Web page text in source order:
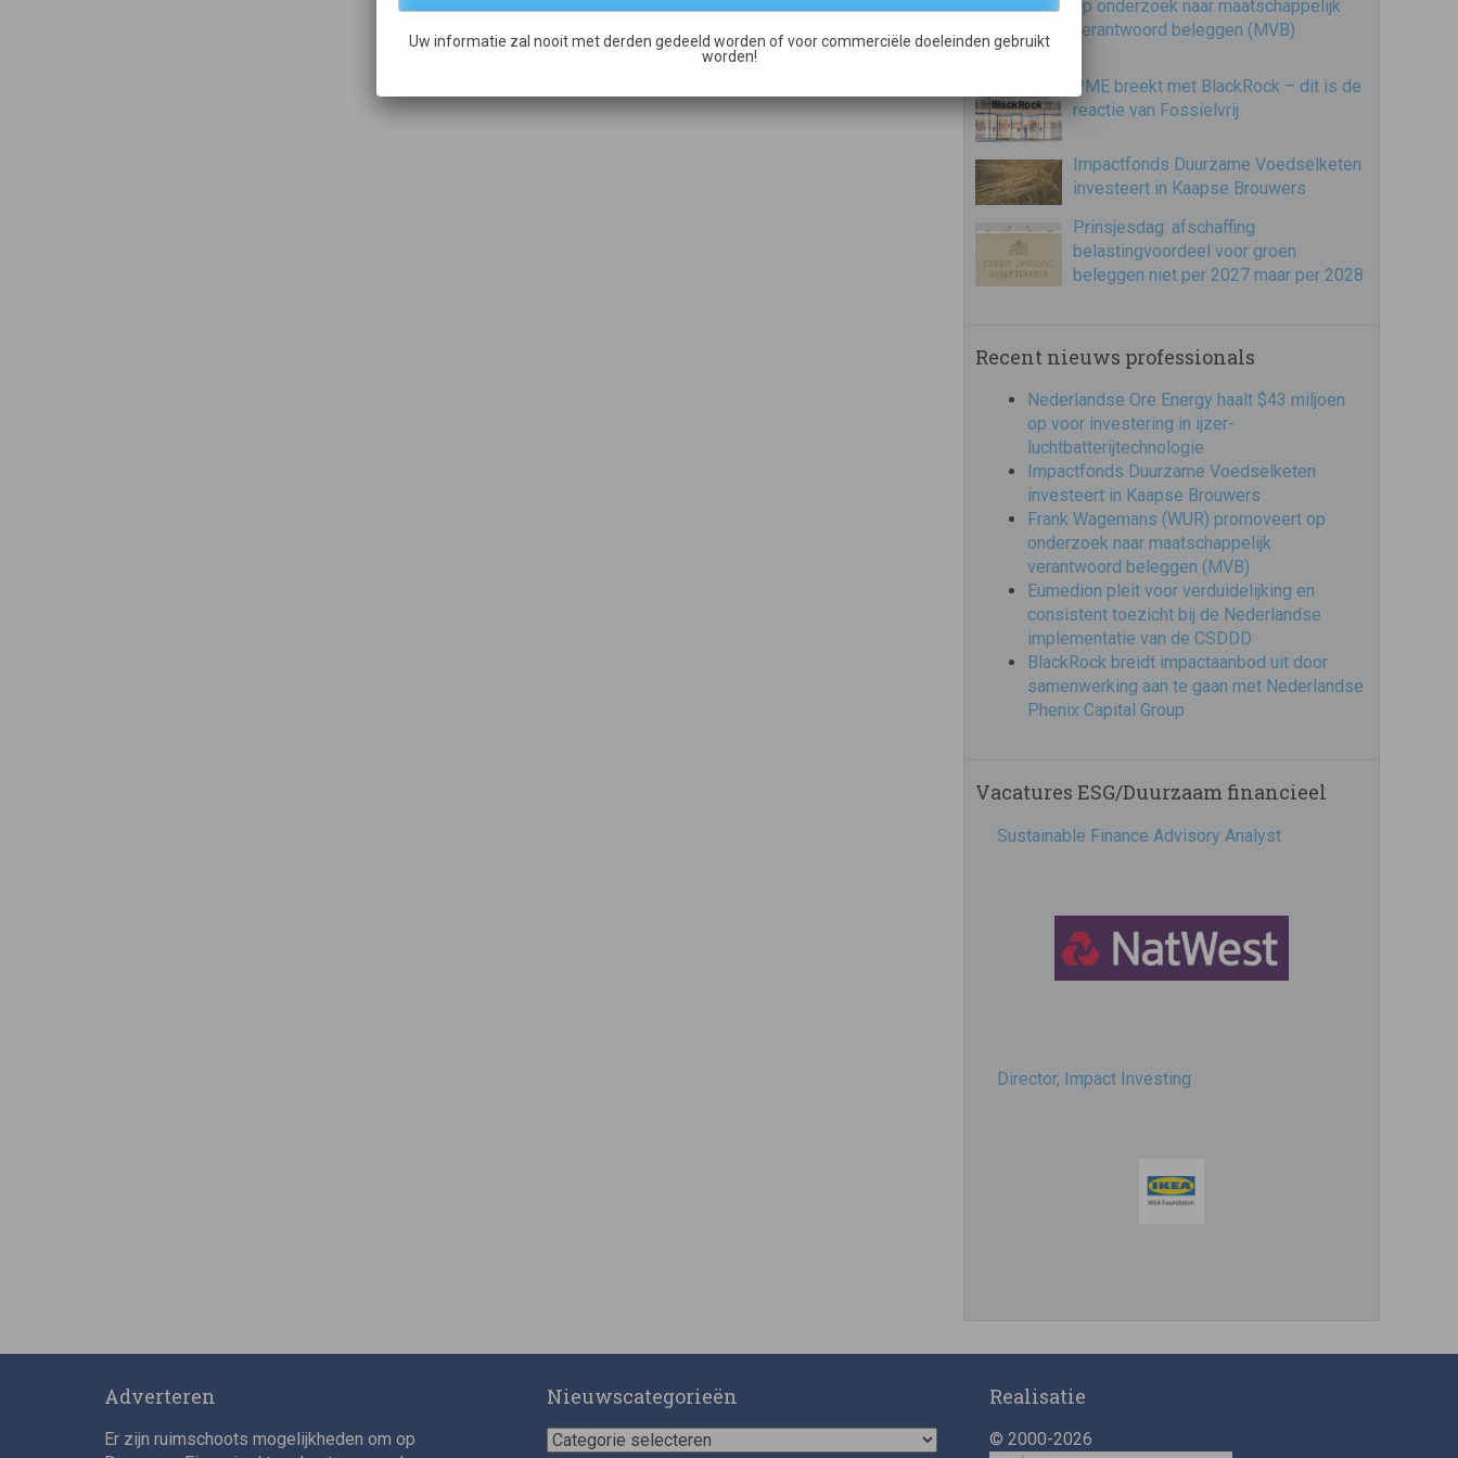
op onderzoek naar maatschappelijk
verantwoord beleggen (MVB)
PME breekt met BlackRock – dit is de
reactie van Fossielvrij
Impactfonds Duurzame Voedselketen
investeert in Kaapse Brouwers
Prinsjesdag: afschaffing
belastingvoordeel voor groen
beleggen niet per 2027 maar per 2028
Recent nieuws professionals
Nederlandse Ore Energy haalt $43 miljoen
op voor investering in ijzer-
luchtbatterijtechnologie
Impactfonds Duurzame Voedselketen
investeert in Kaapse Brouwers
Frank Wagemans (WUR) promoveert op
onderzoek naar maatschappelijk
verantwoord beleggen (MVB)
Eumedion pleit voor verduidelijking en
consistent toezicht bij de Nederlandse
implementatie van de CSDDD
BlackRock breidt impactaanbod uit door
samenwerking aan te gaan met Nederlandse
Phenix Capital Group
Vacatures ESG/Duurzaam financieel
Sustainable Finance Advisory Analyst
Director, Impact Investing
Impact consultant (manager)
Adverteren
Er zijn ruimschoots mogelijkheden om op
Nieuwscategorieën
Nieuwscategorieën
Realisatie
© 2000-2026
Uw informatie zal nooit met derden gedeeld worden of voor commerciële doeleinden gebruikt
worden!